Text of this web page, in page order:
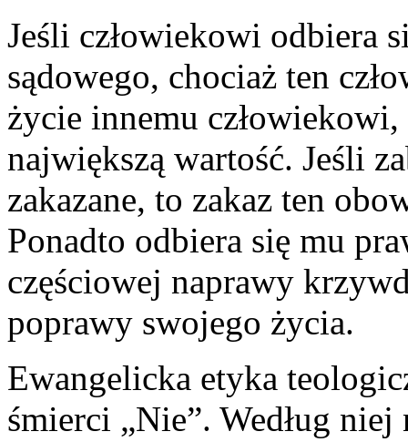
Jeśli człowiekowi odbiera
sądowego, chociaż ten
życie innemu
największą wartość. Jeśli
zakazane, to zakaz ten
Ponadto odbiera się mu
częściowej naprawy
poprawy swojego życia.
Ewangelicka etyka
śmierci „Nie”. Według